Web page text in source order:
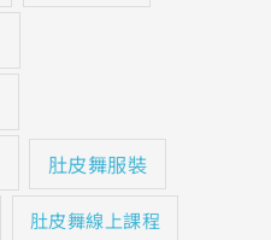
肚皮舞服裝
肚皮舞線上課程